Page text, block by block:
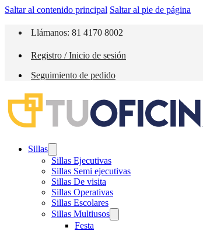
Saltar al contenido principal Saltar al pie de página
Llámanos: 81 4170 8002
Registro / Inicio de sesión
Seguimiento de pedido
Sillas
Sillas Ejecutivas
Sillas Semi ejecutivas
Sillas De visita
Sillas Operativas
Sillas Escolares
Sillas Multiusos
Festa